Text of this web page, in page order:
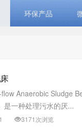
环保产品
Anaerobic Sludge
是一种处理污水的厌...
3171次浏览